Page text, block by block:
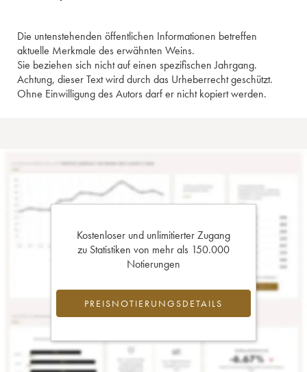
Die untenstehenden öffentlichen Informationen betreffen
aktuelle Merkmale des erwähnten Weins.
Sie beziehen sich nicht auf einen spezifischen Jahrgang.
Achtung, dieser Text wird durch das Urheberrecht geschützt.
Ohne Einwilligung des Autors darf er nicht kopiert werden.
Kostenloser und unlimitierter Zugang
zu Statistiken von mehr als 150.000
Notierungen
PREISNOTIERUNGSDETAILS